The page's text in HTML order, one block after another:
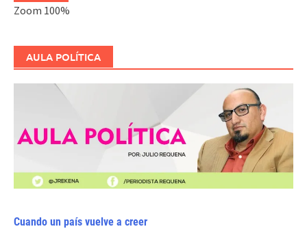
Zoom 100%
AULA POLÍTICA
Cuando un país vuelve a creer